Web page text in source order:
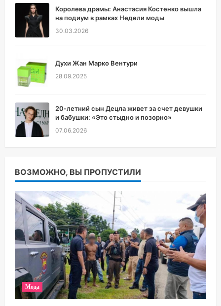
Королева драмы: Анастасия Костенко вышла
на подиум в рамках Недели моды
30.03.2026
Духи Жан Марко Вентури
28.09.2025
20-летний сын Децла живет за счет девушки
и бабушки: «Это стыдно и позорно»
07.06.2026
ВОЗМОЖНО, ВЫ ПРОПУСТИЛИ
Мода